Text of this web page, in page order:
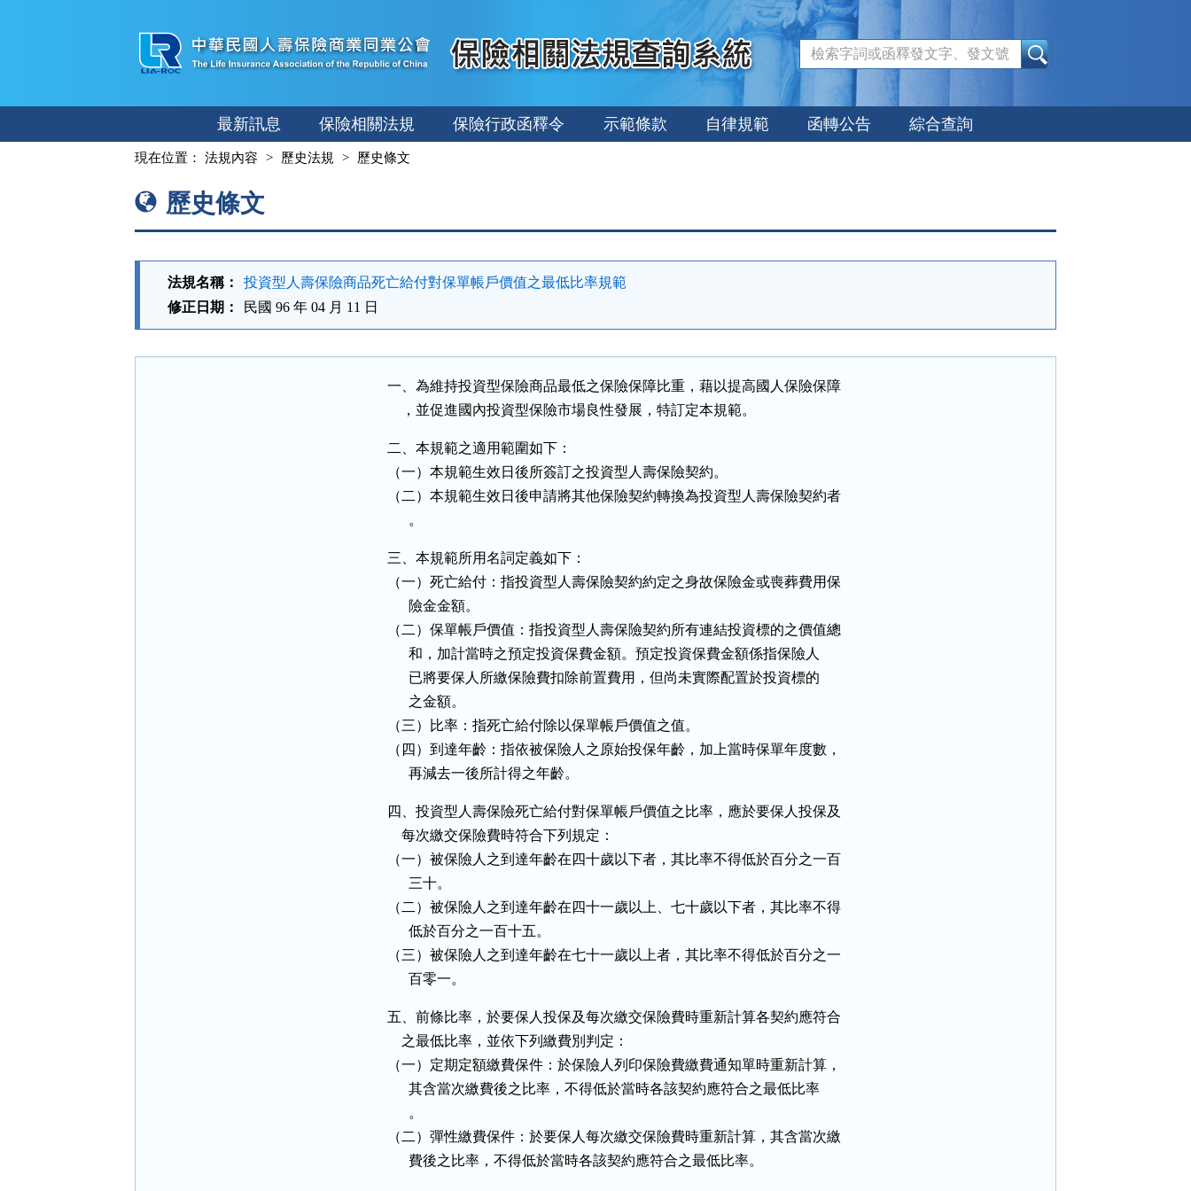
容
最新訊息 保險相關法規 保險行政函釋令 示範條款 自律規範 函轉公告 綜合查詢
現在位置： 法規內容 歷史法規 歷史條文
歷史條文
法規名稱：
投資型人壽保險商品死亡給付對保單帳戶價值之最低比率規範
修正日期：
民國 96 年 04 月 11 日
一、為維持投資型保險商品最低之保險保障比重，藉以提高國人保險保障
    ，並促進國內投資型保險市場良性發展，特訂定本規範。
二、本規範之適用範圍如下：
（一）本規範生效日後所簽訂之投資型人壽保險契約。
（二）本規範生效日後申請將其他保險契約轉換為投資型人壽保險契約者
      。
三、本規範所用名詞定義如下：
（一）死亡給付：指投資型人壽保險契約約定之身故保險金或喪葬費用保
      險金金額。
（二）保單帳戶價值：指投資型人壽保險契約所有連結投資標的之價值總
      和，加計當時之預定投資保費金額。預定投資保費金額係指保險人
      已將要保人所繳保險費扣除前置費用，但尚未實際配置於投資標的
      之金額。
（三）比率：指死亡給付除以保單帳戶價值之值。
（四）到達年齡：指依被保險人之原始投保年齡，加上當時保單年度數，
      再減去一後所計得之年齡。
四、投資型人壽保險死亡給付對保單帳戶價值之比率，應於要保人投保及
    每次繳交保險費時符合下列規定：
（一）被保險人之到達年齡在四十歲以下者，其比率不得低於百分之一百
      三十。
（二）被保險人之到達年齡在四十一歲以上、七十歲以下者，其比率不得
      低於百分之一百十五。
（三）被保險人之到達年齡在七十一歲以上者，其比率不得低於百分之一
      百零一。
五、前條比率，於要保人投保及每次繳交保險費時重新計算各契約應符合
    之最低比率，並依下列繳費別判定：
（一）定期定額繳費保件：於保險人列印保險費繳費通知單時重新計算，
      其含當次繳費後之比率，不得低於當時各該契約應符合之最低比率
      。
（二）彈性繳費保件：於要保人每次繳交保險費時重新計算，其含當次繳
      費後之比率，不得低於當時各該契約應符合之最低比率。